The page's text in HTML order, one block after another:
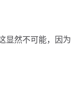
显然不可能，因